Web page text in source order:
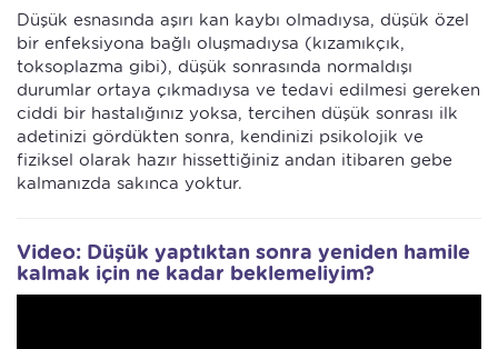
Düşük esnasında aşırı kan kaybı olmadıysa, düşük özel
bir enfeksiyona bağlı oluşmadıysa (kızamıkçık,
toksoplazma gibi), düşük sonrasında normaldışı
durumlar ortaya çıkmadıysa ve tedavi edilmesi gereken
ciddi bir hastalığınız yoksa, tercihen düşük sonrası ilk
adetinizi gördükten sonra, kendinizi psikolojik ve
fiziksel olarak hazır hissettiğiniz andan itibaren gebe
kalmanızda sakınca yoktur.
Video: Düşük yaptıktan sonra yeniden hamile
kalmak için ne kadar beklemeliyim?